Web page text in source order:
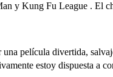
y Kung Fu League . El
una película divertida,
estoy dispuesta a